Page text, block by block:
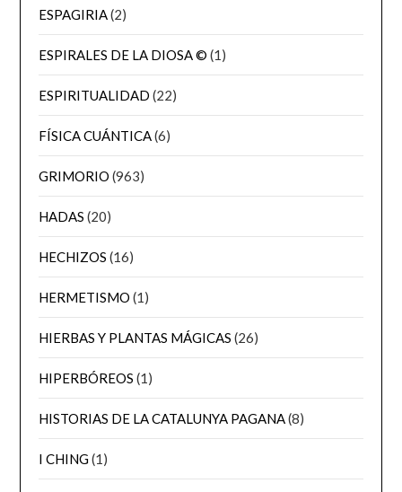
ESPAGIRIA(2)
ESPIRALES DE LA DIOSA © (1)
ESPIRITUALIDAD (22)
FÍSICA CUÁNTICA(6)
GRIMORIO (963)
HADAS (20)
HECHIZOS (16)
HERMETISMO (1)
HIERBAS Y PLANTAS MÁGICAS (26)
HIPERBÓREOS (1)
HISTORIAS DE LA CATALUNYA PAGANA(8)
I CHING(1)